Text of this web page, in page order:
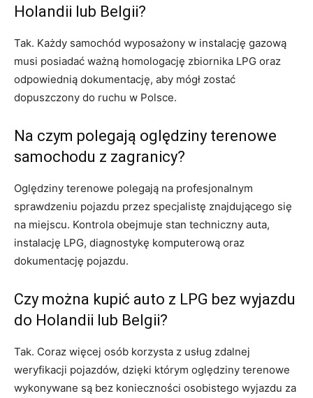
Holandii lub Belgii?
Tak. Każdy samochód wyposażony w instalację gazową
musi posiadać ważną homologację zbiornika LPG oraz
odpowiednią dokumentację, aby mógł zostać
dopuszczony do ruchu w Polsce.
Na czym polegają oględziny terenowe
samochodu z zagranicy?
Oględziny terenowe polegają na profesjonalnym
sprawdzeniu pojazdu przez specjalistę znajdującego się
na miejscu. Kontrola obejmuje stan techniczny auta,
instalację LPG, diagnostykę komputerową oraz
dokumentację pojazdu.
Czy można kupić auto z LPG bez wyjazdu
do Holandii lub Belgii?
Tak. Coraz więcej osób korzysta z usług zdalnej
weryfikacji pojazdów, dzięki którym oględziny terenowe
wykonywane są bez konieczności osobistego wyjazdu za